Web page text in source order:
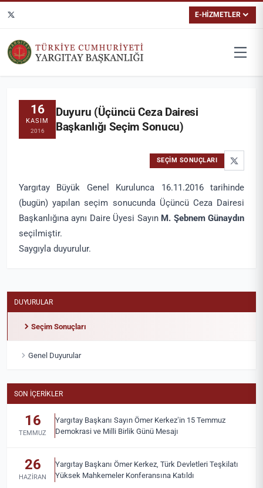
E-HİZMETLER
16
KASIM
2016
Duyuru (Üçüncü Ceza Dairesi
Başkanlığı Seçim Sonucu)
SEÇIM SONUÇLARI
Yargıtay Büyük Genel Kurulunca 16.11.2016 tarihinde
(bugün) yapılan seçim sonucunda Üçüncü Ceza Dairesi
Başkanlığına aynı Daire Üyesi Sayın M. Şebnem Günaydın
seçilmiştir.
Saygıyla duyurulur.
DUYURULAR
Seçim Sonuçları
Genel Duyurular
SON İÇERIKLER
16
TEMMUZ
Yargıtay Başkanı Sayın Ömer Kerkez’in 15 Temmuz
Demokrasi ve Milli Birlik Günü Mesajı
26
HAZIRAN
Yargıtay Başkanı Ömer Kerkez, Türk Devletleri Teşkilatı
Yüksek Mahkemeler Konferansına Katıldı